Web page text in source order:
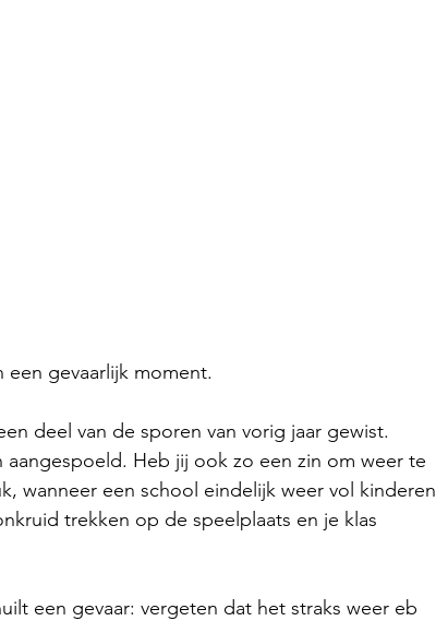
een gevaarlijk moment.
deel van de sporen van vorig jaar gewist.
Heb jij ook zo een zin om weer te
wanneer een school eindelijk weer vol kinderen
trekken op de speelplaats en je klas
een gevaar: vergeten dat het straks weer eb